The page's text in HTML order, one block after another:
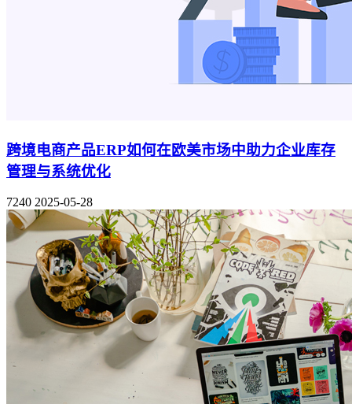
跨境电商产品ERP如何在欧美市场中助力企业库存
管理与系统优化
7240 2025-05-28